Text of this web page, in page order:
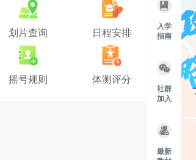
入学
指南
社群
加入
最新
划片查询 日程安排
摇号规则 体测评分